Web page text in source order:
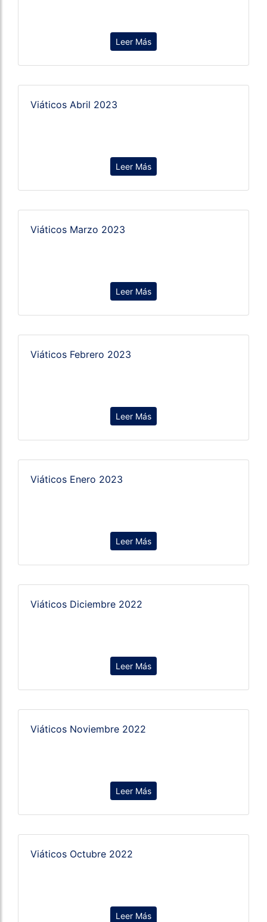
Leer Más
Viáticos Abril 2023
Leer Más
Viáticos Marzo 2023
Leer Más
Viáticos Febrero 2023
Leer Más
Viáticos Enero 2023
Leer Más
Viáticos Diciembre 2022
Leer Más
Viáticos Noviembre 2022
Leer Más
Viáticos Octubre 2022
Leer Más